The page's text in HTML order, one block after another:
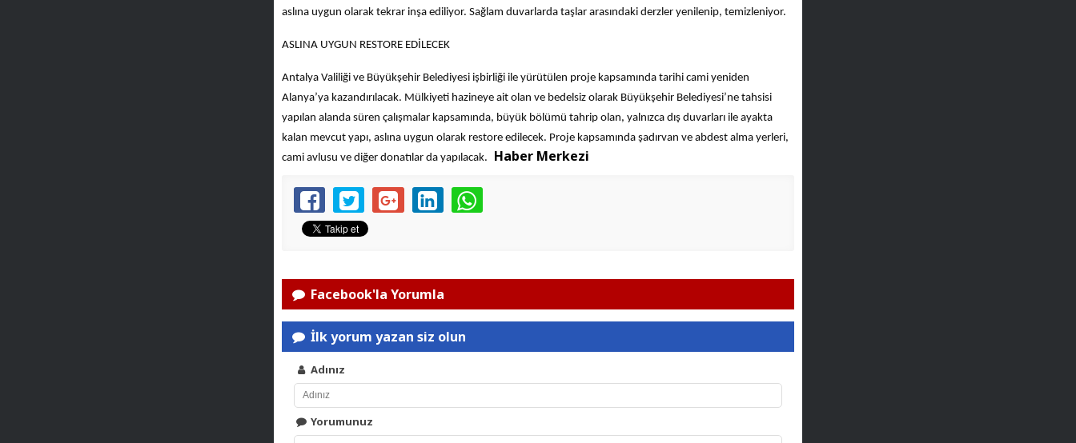
aslına uygun olarak tekrar inşa ediliyor. Sağlam duvarlarda taşlar arasındaki derzler yenilenip, temizleniyor.
ASLINA UYGUN RESTORE EDİLECEK
Antalya Valiliği ve Büyükşehir Belediyesi işbirliği ile yürütülen proje kapsamında tarihi cami yeniden
Alanya’ya kazandırılacak. Mülkiyeti hazineye ait olan ve bedelsiz olarak Büyükşehir Belediyesi’ne tahsisi
yapılan alanda süren çalışmalar kapsamında, büyük bölümü tahrip olan, yalnızca dış duvarları ile ayakta
kalan mevcut yapı, aslına uygun olarak restore edilecek. Proje kapsamında şadırvan ve abdest alma yerleri,
cami avlusu ve diğer donatılar da yapılacak.
Haber Merkezi
Facebook'la Yorumla
İlk yorum yazan siz olun
Adınız
Yorumunuz